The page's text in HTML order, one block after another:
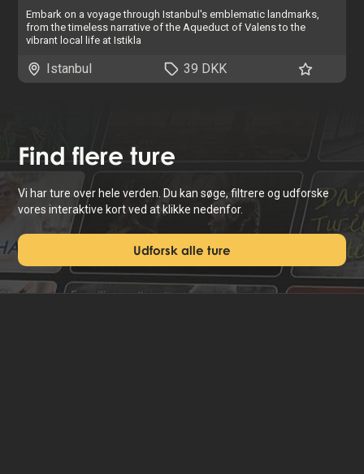
Embark on a voyage through Istanbul's emblematic landmarks,
from the timeless narrative of the Aqueduct of Valens to the
vibrant local life at Istikla
Istanbul 39 DKK
Findflere ture
Vi har ture over hele verden. Du kan søge, filtrere og udforske
vores interaktive kort ved at klikke nedenfor.
Udforsk alle ture